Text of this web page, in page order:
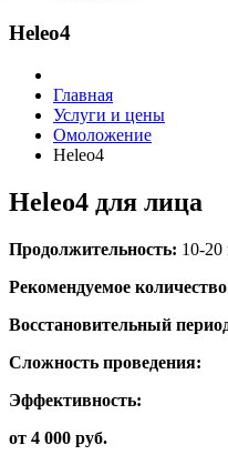
Heleo4
Главная
Услуги и цены
Омоложение
Heleo4
Heleo4 для лица
Продолжительность: 10-
Рекомендуемое
Восстановительный
Сложность проведения:
Эффективность:
от 4 000 руб.